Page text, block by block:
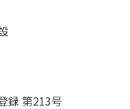
録 第213号